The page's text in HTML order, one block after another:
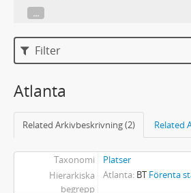
...
Filter
Atlanta
Related Arkivbeskrivning (2) Related
Taxonomi
Platser
Hierarkiska
begrepp
Atlanta BT Förenta